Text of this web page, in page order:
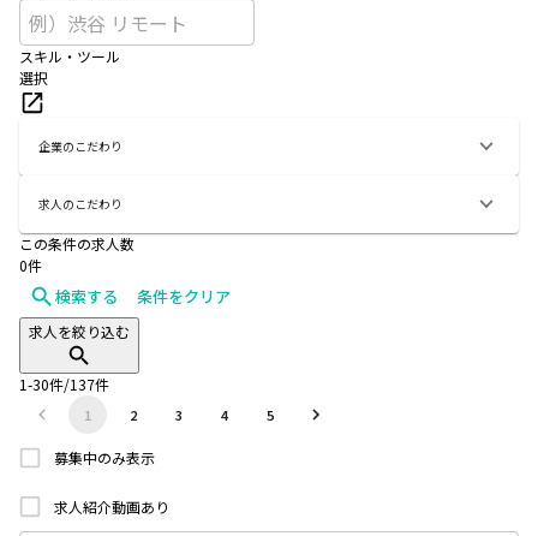
スキル・ツール
選択
企業のこだわり
求人のこだわり
この条件の求人数
0件
検索する 条件をクリア
求人を絞り込む
1-30件/137件
1 2 3 4 5
募集中のみ表示
求人紹介動画あり